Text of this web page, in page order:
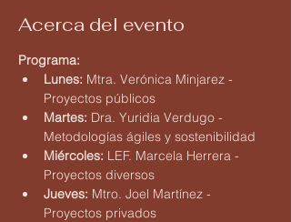
Acerca del evento
Programa:
Lunes: Mtra. Verónica Minjarez -
Proyectos públicos
Martes: Dra. Yuridia Verdugo -
Metodologías ágiles y sostenibilidad
Miércoles: LEF. Marcela Herrera -
Proyectos diversos
Jueves: Mtro. Joel Martínez -
Proyectos privados